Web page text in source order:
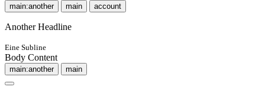
main:another main account
Another Headline
Eine Subline
Body Content
main:another main